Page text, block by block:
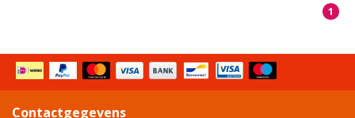
1
Contactgegevens